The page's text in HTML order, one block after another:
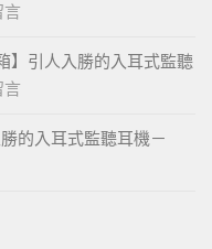
言
】引人入勝的入耳式監聽
言
的入耳式監聽耳機－